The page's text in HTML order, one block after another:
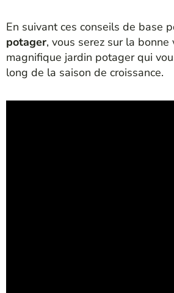
En suivant ces conseils de base
potager, vous serez sur la bonne
magnifique jardin potager qui
long de la saison de croissance.